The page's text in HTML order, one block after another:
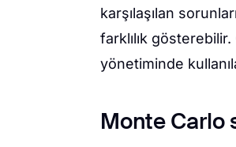
karşılaşılan
farklılık
yönetiminde
Monte Carlo